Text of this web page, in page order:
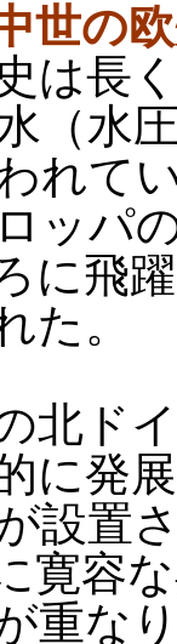
世の
は長
（水
れて
ッパ
に飛
た。
北ド
に発
設置
寛容
重な